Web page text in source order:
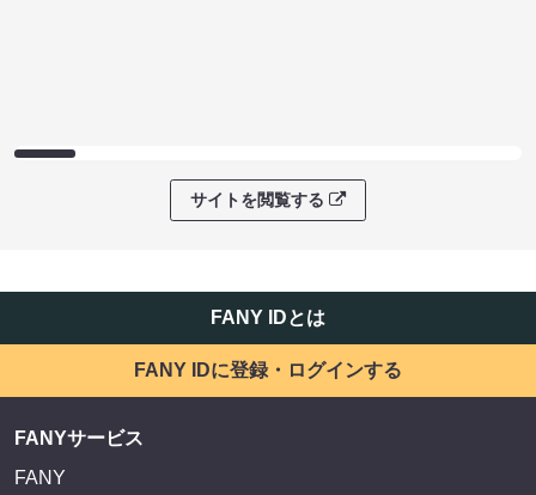
サイトを閲覧する
FANY IDとは
FANY IDに登録・ログインする
FANYサービス
FANY